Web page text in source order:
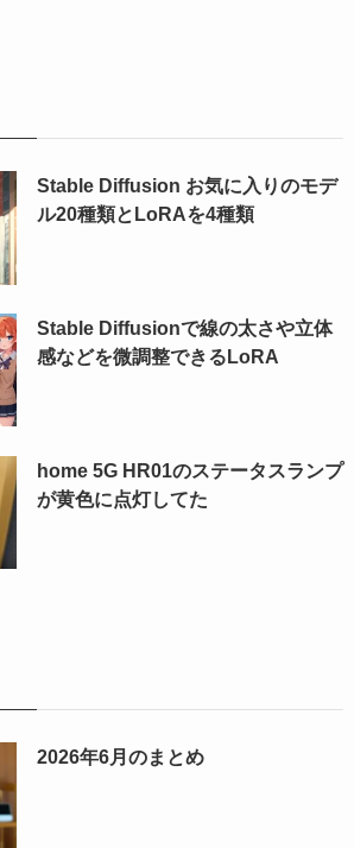
Stable Diffusion お気に入りのモデ
ル20種類とLoRAを4種類
Stable Diffusionで線の太さや立体
感などを微調整できるLoRA
home 5G HR01のステータスランプ
が黄色に点灯してた
2026年6月のまとめ